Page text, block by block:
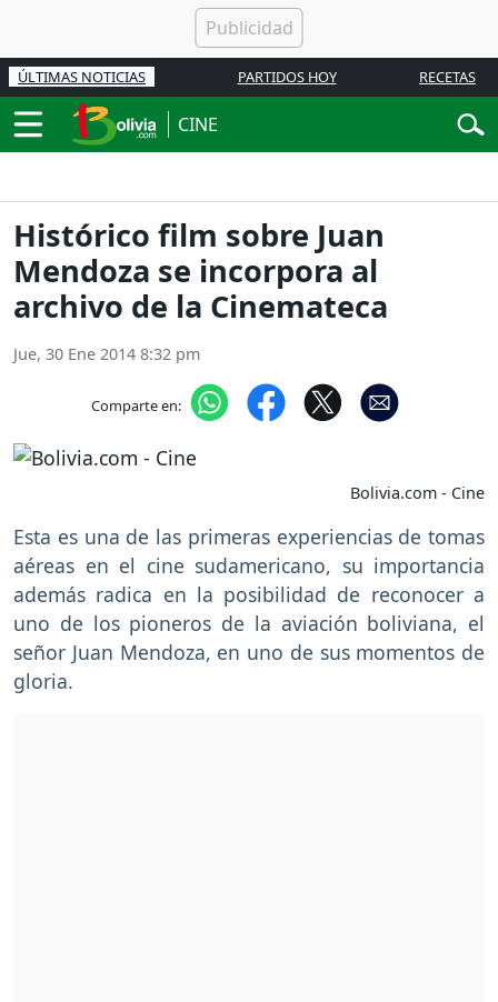
ÚLTIMAS NOTICIAS PARTIDOS HOY RECETAS
CINE
Histórico film sobre Juan
Mendoza se incorpora al
archivo de la Cinemateca
Jue, 30 Ene 2014 8:32 pm
Comparte en:
Bolivia.com - Cine
Esta es una de las primeras experiencias de tomas
aéreas en el cine sudamericano, su importancia
además radica en la posibilidad de reconocer a
uno de los pioneros de la aviación boliviana, el
señor Juan Mendoza, en uno de sus momentos de
gloria.